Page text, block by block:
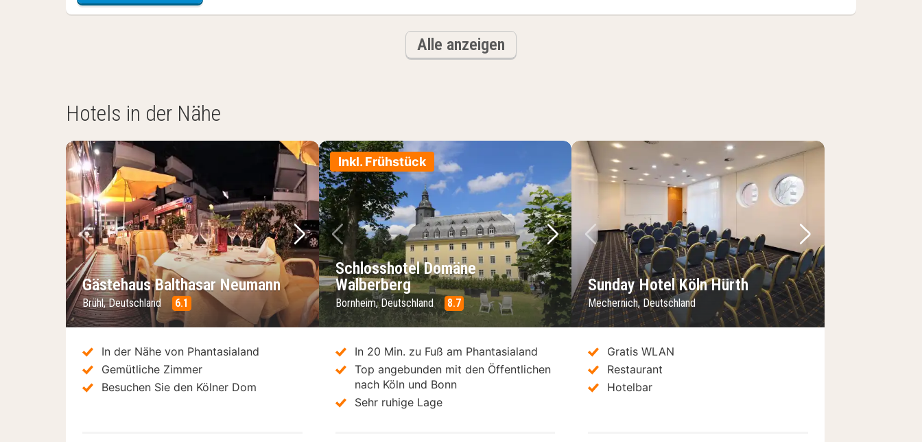
Alle anzeigen
Hotels in der Nähe
Vorheriges Bild
Nächstes Bild
Gästehaus Balthasar Neumann
Brühl, Deutschland 6.1
In der Nähe von Phantasialand
Gemütliche Zimmer
Besuchen Sie den Kölner Dom
Inkl. Frühstück
Vorheriges Bild
Nächstes Bild
Schlosshotel Domäne
Walberberg
Bornheim, Deutschland 8.7
In 20 Min. zu Fuß am Phantasialand
Top angebunden mit den Öffentlichen
nach Köln und Bonn
Sehr ruhige Lage
Vorheriges Bild
Nächstes Bild
Sunday Hotel Köln Hürth
Mechernich, Deutschland
Gratis WLAN
Restaurant
Hotelbar